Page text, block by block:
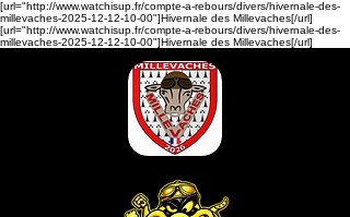
[url="http://www.watchisup.fr/compte-a-rebours/divers/hivernale-des-
millevaches-2025-12-12-10-00"]Hivernale des Millevaches[/url]
[url="http://www.watchisup.fr/compte-a-rebours/divers/hivernale-des-
millevaches-2025-12-12-10-00"]Hivernale des Millevaches[/url]